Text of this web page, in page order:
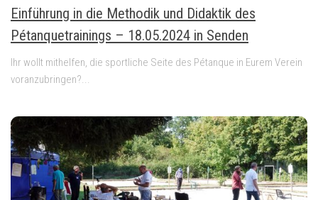
Einführung in die Methodik und Didaktik des
Pétanquetrainings – 18.05.2024 in Senden
Ihr wollt mithelfen, die sportliche Seite des Pétanque in Eurem Verein
voranzubringen?...